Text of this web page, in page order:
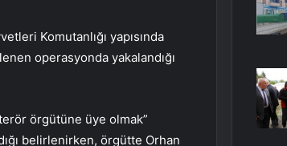
Komutanlığı yapısında
operasyonda yakalandığı
terör örgütüne üye olmak”
belirlenirken, örgütte Orhan